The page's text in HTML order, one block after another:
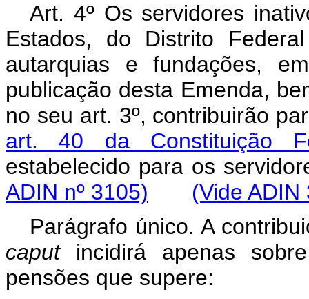
Art. 4º Os servidores
Estados, do Distrito
autarquias e fundações,
publicação desta Emenda,
no seu art. 3º, contribuirão
art. 40 da Constituição
estabelecido para os
ADIN nº 3105)
(Vide ADIN
Parágrafo único. A
caput incidirá apenas
pensões que supere: